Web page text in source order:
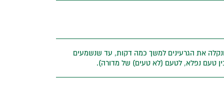
את הגרעינים למשך כמה דקות, עד שנשמעים
טעם נפלא, לטעם (לא טעים) של מדורה).